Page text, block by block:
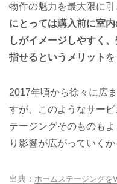
物件の魅力を最大限に引
にとっては購入前に室
しがイメージしやすく
指せるというメリット
2017年頃から徐々に広
すが、このようなサー
テージングそのものも
り影響が広がっていくか
ホームステージングを